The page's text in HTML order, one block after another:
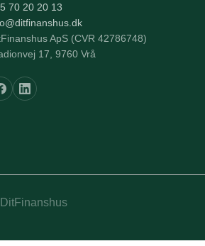
70 20 20 13
ApS (CVR 42786748)
17, 9760 Vrå